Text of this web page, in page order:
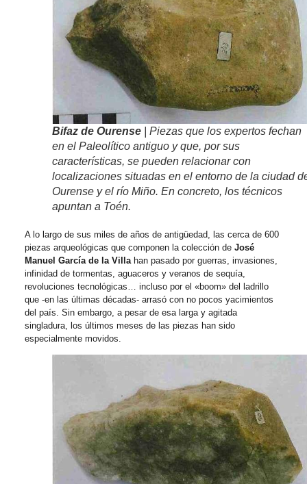
Bifaz de Ourense| Piezas que los expertos fechan
en el Paleolítico antiguo y que, por sus
características, se pueden relacionar con
localizaciones situadas en el entorno de la ciudad
Ourense y el río Miño. En concreto, los técnicos
apuntan a Toén.
A lo largo de sus miles de años de antigüedad, las cerca de 600
piezas arqueológicas que componen la colección de José
Manuel García de la Villahan pasado por guerras, invasiones,
infinidad de tormentas, aguaceros y veranos de sequía,
revoluciones tecnológicas… incluso por el «boom» del ladrillo
que -en las últimas décadas- arrasó con no pocos yacimientos
del país. Sin embargo, a pesar de esa larga y agitada
singladura, los últimos meses de las piezas han sido
especialmente movidos.